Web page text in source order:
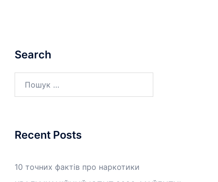
Search
Recent Posts
10 точних фактів про наркотики